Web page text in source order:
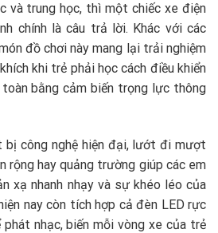
và trung học, thì một chiếc xe điện
chính là câu trả lời. Khác với các
đồ chơi này mang lại trải nghiệm
khi trẻ phải học cách điều khiển
bằng cảm biến trọng lực thông
bị công nghệ hiện đại, lướt đi mượt
rộng hay quảng trường giúp các em
xạ nhanh nhạy và sự khéo léo của
nay còn tích hợp cả đèn LED rực
nhạc, biến mỗi vòng xe của trẻ